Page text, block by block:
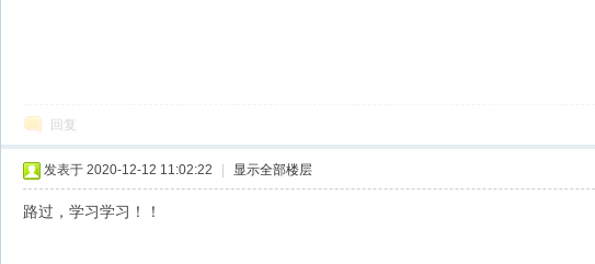
回复
发表于 2020-12-12 11:02:22 显示全部楼层
路过，学习学习！！